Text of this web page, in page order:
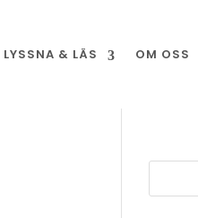
LYSSNA & LÄS OM OSS